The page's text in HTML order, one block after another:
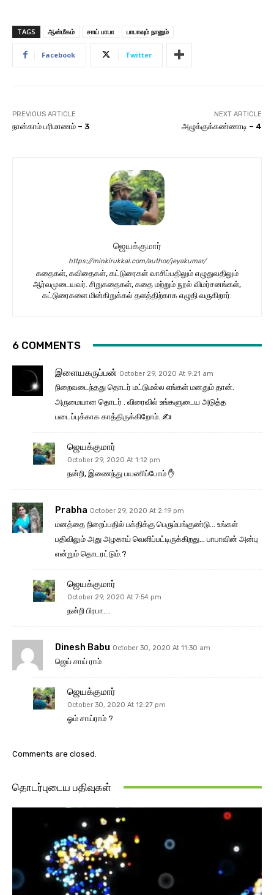
TAGS ஆன்மீகம் சாய் பாபா பாபாவும் நானும்
Facebook Twitter
PREVIOUS ARTICLE
நான்காம் பரிமாணம் – 3
NEXT ARTICLE
அழுக்குக்கண்ணாடி – 4
ஜெயக்குமார்
https://minkirukkal.com/author/jeyakumar/
கதைகள், கவிதைகள், கட்டுரைகள் வாசிப்பதிலும் எழுதுவதிலும்
ஆர்வமுடையவர். சிறுகதைகள், கதை மற்றும் நூல் விமர்சனங்கள்,
கட்டுரைகளை மின்கிறுக்கல் தளத்திற்காக எழுதி வருகிறார்.
6 COMMENTS
இளையகருப்பன் October 29, 2020 At 9:21 am
நிறைவடைந்தது தொடர் மட்டுமல்ல எங்கள் மனதும் தான்.
அருமையான தொடர் . விரைவில் உங்களுடைய அடுத்த
படைப்புக்காக காத்திருக்கிறோம். ✍️
ஜெயக்குமார்
October 29, 2020 At 1:12 pm
நன்றி, இணைந்து பயணிப்போம் ✋
Prabha October 29, 2020 At 2:19 pm
மனத்தை நிறைப்பதில் பக்திக்கு பெரும்பங்குண்டு… உங்கள்
பதிவிலும் அது அழகாய் வெளிப்பட்டிருக்கிறது… பாபாவின் அன்பு
என்றும் தொடரட்டும்.?
ஜெயக்குமார்
October 29, 2020 At 7:54 pm
நன்றி பிரபா….
Dinesh Babu October 30, 2020 At 11:30 am
ஜெய் சாய் ராம்
ஜெயக்குமார்
October 30, 2020 At 12:27 pm
ஓம் சாய்ராம் ?
Comments are closed.
தொடர்புடைய பதிவுகள்